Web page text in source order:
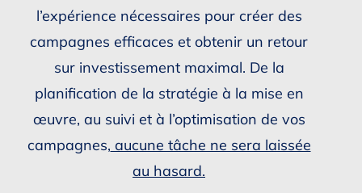
l’expérience nécessaires pour créer des
campagnes efficaces et obtenir un retour
sur investissement maximal. De la
planification de la stratégie à la mise en
œuvre, au suivi et à l’optimisation de vos
campagnes, aucune tâche ne sera laissée
au hasard.